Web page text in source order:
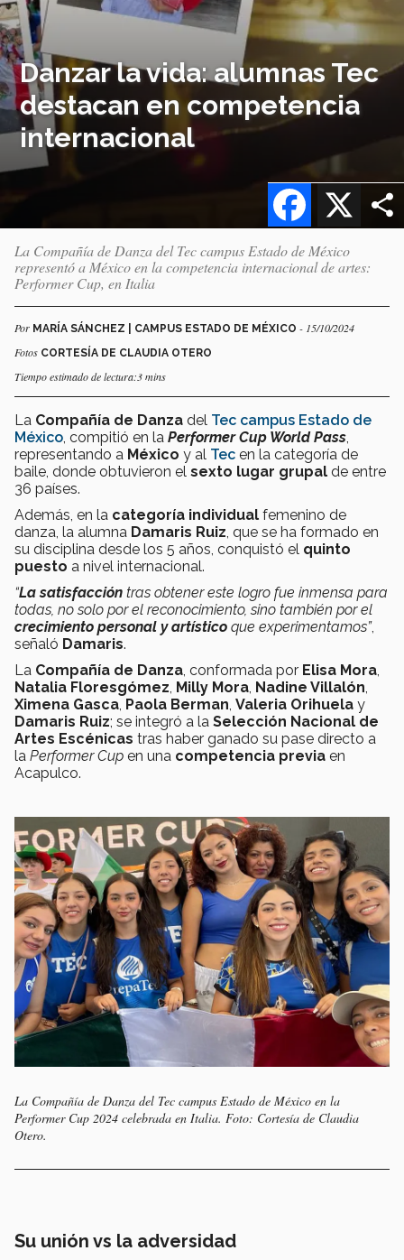
Danzar la vida: alumnas Tec
destacan en competencia
internacional
X
Facebook
La Compañía de Danza del Tec campus Estado de México
representó a México en la competencia internacional de artes:
Performer Cup, en Italia
Por MARÍA SÁNCHEZ | CAMPUS ESTADO DE MÉXICO - 15/10/2024
Fotos CORTESÍA DE CLAUDIA OTERO
Tiempo estimado de lectura:3 mins
La Compañía de Danza del Tec campus Estado de
México , compitió en la Performer Cup World Pass
representando a México y al Tec en la categoría de
baile, donde obtuvieron el sexto lugar grupal de entre
36 países.
Además, en la categoría individual femenino de
danza, la alumna Damaris Ruiz , que se ha formado en
su disciplina desde los 5 años, conquistó el quinto
puesto a nivel internacional.
“La satisfacción tras obtener este logro fue inmensa para
todas, no solo por el reconocimiento, sino también por el
crecimiento personal y artístico que experimentamos”,
señaló Damaris.
La Compañía de Danza , conformada por Elisa Mora
Natalia Floresgómez Milly Mora Nadine Villalón
Ximena Gasca Paola Berman Valeria Orihuela y
Damaris Ruiz; se integró a la Selección Nacional de
Artes Escénicas tras haber ganado su pase directo a
la Performer Cup en una competencia previa en
Acapulco.
La Compañía de Danza del Tec campus Estado de México en la
Performer Cup 2024 celebrada en Italia. Foto: Cortesía de Claudia
Otero.
Su unión vs la adversidad